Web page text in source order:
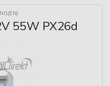
55W PX26d